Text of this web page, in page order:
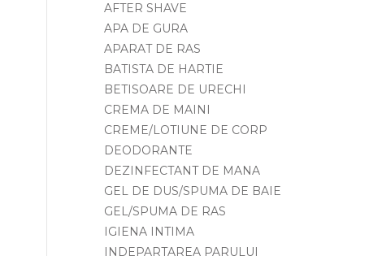
AFTER SHAVE
APA DE GURA
APARAT DE RAS
BATISTA DE HARTIE
BETISOARE DE URECHI
CREMA DE MAINI
CREME/LOTIUNE DE CORP
DEODORANTE
DEZINFECTANT DE MANA
GEL DE DUS/SPUMA DE BAIE
GEL/SPUMA DE RAS
IGIENA INTIMA
INDEPARTAREA PARULUI